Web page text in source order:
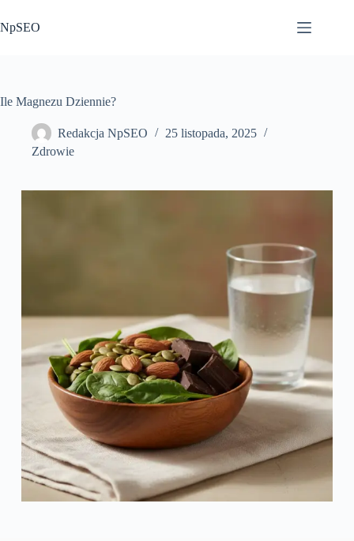
do
treści
NpSEO
Ile Magnezu Dziennie?
Redakcja NpSEO
25 listopada, 2025
Zdrowie